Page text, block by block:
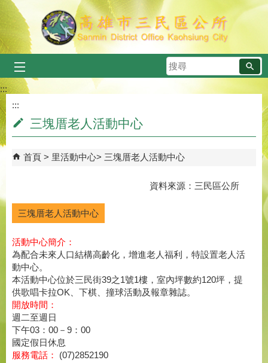
跳到主要內容區塊
搜
尋
:::
:::
三塊厝老人活動中心
首頁 里活動中心 三塊厝老人活動中心
資料來源：三民區公所
三塊厝老人活動中心
活動中心簡介：
為配合未來人口結構高齡化，增進老人福利，特設置老人活
動中心。
本活動中心位於三民街39之1號1樓，室內坪數約120坪，提
供歌唱卡拉OK、下棋、撞球活動及報章雜誌。
開放時間：
週二至週日
下午03：00－9：00
國定假日休息
服務電話：
(07)2852190